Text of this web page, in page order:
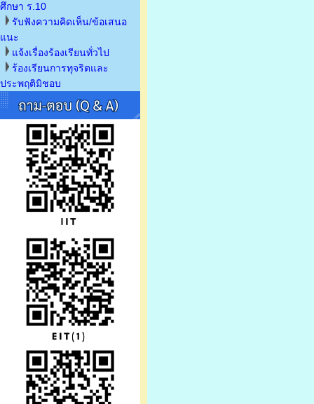
ศึกษา ร.10
รับฟังความคิดเห็น/ข้อเสนอ
แนะ
แจ้งเรื่องร้องเรียนทั่วไป
ร้องเรียนการทุจริตและ
ประพฤติมิชอบ